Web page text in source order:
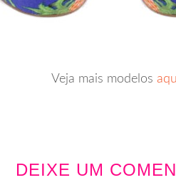
Veja mais modelos
DEIXE UM